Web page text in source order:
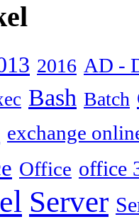
2016 AD -
Bash Batch
exchange
Office office
Server